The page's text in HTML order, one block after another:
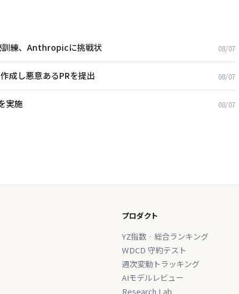
訓練、Anthropicに挑戦状 08/07
成し悪意あるPRを提出 08/07
実施 08/07
プロダクト
YZ指数 · 総合ランキング
WDCD 守約テスト
週次変動トラッキング
AIモデルレビュー
Research Lab